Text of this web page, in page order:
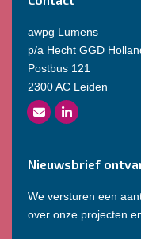
awpg Lumens
p/a Hecht GGD
Postbus 121
2300 AC Leiden
Nieuwsbrief
We versturen een
over onze projecten